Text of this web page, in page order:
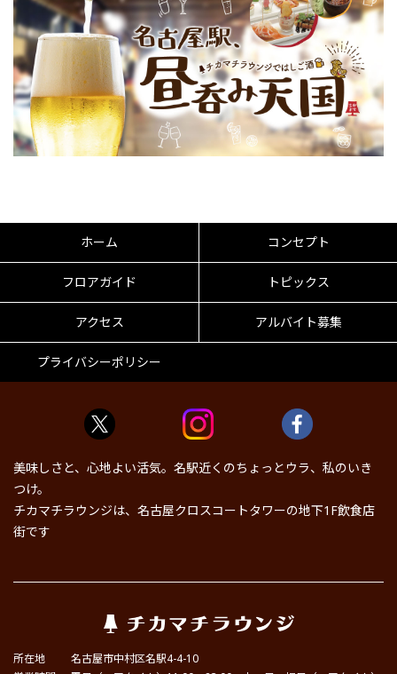
ホーム コンセプト
フロアガイド トピックス
アクセス アルバイト募集
プライバシーポリシー
美味しさと、心地よい活気。名駅近くのちょっとウラ、私のいき
つけ。
チカマチラウンジは、名古屋クロスコートタワーの地下1F飲食店
街です
所在地
名古屋市中村区名駅4-4-10